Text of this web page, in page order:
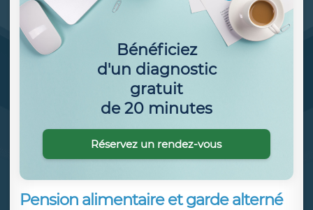
Pension alimentaire et garde alterné
Bénéficiez
d'un diagnostic
gratuit
de 20 minutes
Réservez un rendez-vous